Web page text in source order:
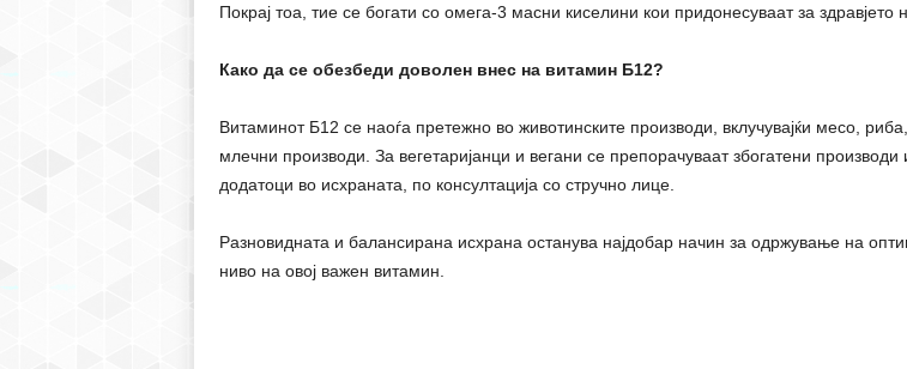
Покрај тоа, тие се богати со омега-3 масни киселини кои придонесуваат за здравјето
Како да се обезбеди доволен внес на витамин Б12?
Витаминот Б12 се наоѓа претежно во животинските производи, вклучувајќи месо, риба,
млечни производи. За вегетаријанци и вегани се препорачуваат збогатени производи
додатоци во исхраната, по консултација со стручно лице.
Разновидната и балансирана исхрана останува најдобар начин за одржување на
ниво на овој важен витамин.